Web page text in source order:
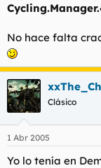
No hace falta
Clásico
1 Abr 2005
Yo lo tenía en